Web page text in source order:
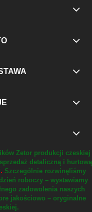
Zetor produkcji czeskiej
detaliczną i hurtową
Szczególnie rozwinęliśmy
roboczy – wystawiamy
zadowolenia naszych
jakościowo – oryginalne